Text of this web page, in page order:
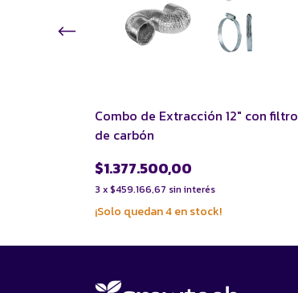
Combo de Extracción 12" con filtro
de carbón
$1.377.500,00
3 x$459.166,67 sin interés
¡Solo quedan4en stock!